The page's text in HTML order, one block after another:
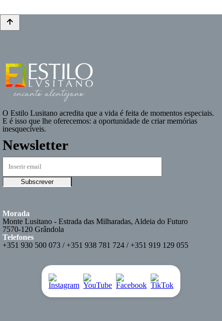
O Estilo Lusitano acredita que a vida é feita de momentos especiais.
E é isso que lhe oferecemos: a oportunidade de criar memórias
inesquecíveis.
Newsletter
Morada
Monte Lusitano - Estrada das Milharadas, Aldeia do Futuro
7570-120 Grândola
Telefones
+351 930 500 073 / +351 938 781 724 / +351 919 129 055